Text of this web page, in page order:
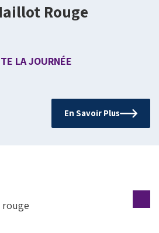
Rouge
LA JOURNÉE
En Savoir Plus